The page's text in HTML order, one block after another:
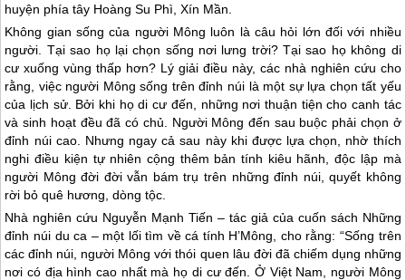
huyện phía tây Hoàng Su Phì, Xín Mần.
Không gian sống của người Mông luôn là câu hỏi lớn đối với nhiều
người. Tại sao họ lại chọn sống nơi lưng trời? Tại sao họ không di
cư xuống vùng thấp hơn? Lý giải điều này, các nhà nghiên cứu cho
rằng, việc người Mông sống trên đỉnh núi là một sự lựa chọn tất yếu
của lịch sử. Bởi khi họ di cư đến, những nơi thuận tiện cho canh tác
và sinh hoạt đều đã có chủ. Người Mông đến sau buộc phải chọn ở
đỉnh núi cao. Nhưng ngay cả sau này khi được lựa chọn, nhờ thích
nghi điều kiện tự nhiên cộng thêm bản tính kiêu hãnh, độc lập mà
người Mông đời đời vẫn bám trụ trên những đỉnh núi, quyết không
rời bỏ quê hương, dòng tộc.
Nhà nghiên cứu Nguyễn Mạnh Tiến – tác giả của cuốn sách Những
đỉnh núi du ca – một lối tìm về cá tính H’Mông, cho rằng: “Sống trên
các đỉnh núi, người Mông với thói quen lâu đời đã chiếm dụng những
nơi có địa hình cao nhất mà họ di cư đến. Ở Việt Nam, người Mông